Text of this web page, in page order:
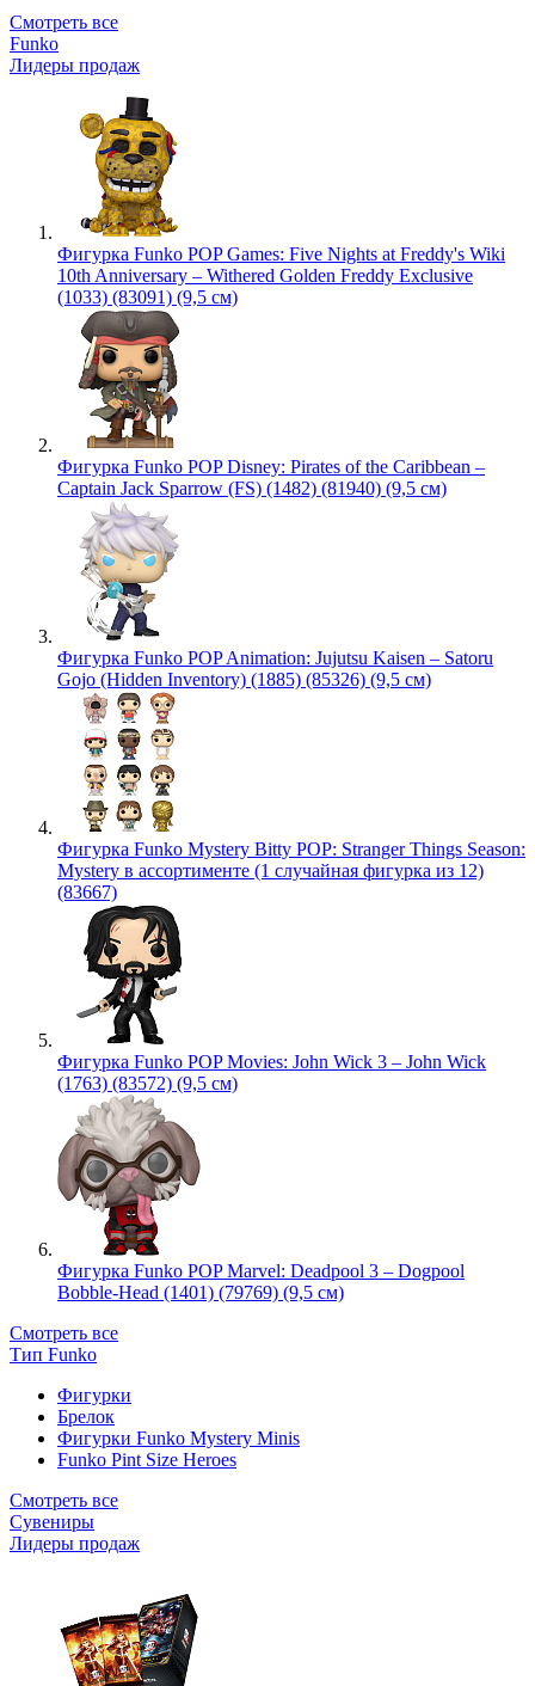
Смотреть все
Funko
Лидеры продаж
Фигурка Funko POP Games: Five Nights at Freddy's Wiki
10th Anniversary – Withered Golden Freddy Exclusive
(1033) (83091) (9,5 см)
Фигурка Funko POP Disney: Pirates of the Caribbean –
Captain Jack Sparrow (FS) (1482) (81940) (9,5 см)
Фигурка Funko POP Animation: Jujutsu Kaisen – Satoru
Gojo (Hidden Inventory) (1885) (85326) (9,5 см)
Фигурка Funko Mystery Bitty POP: Stranger Things Season:
Mystery в ассортименте (1 случайная фигурка из 12)
(83667)
Фигурка Funko POP Movies: John Wick 3 – John Wick
(1763) (83572) (9,5 см)
Фигурка Funko POP Marvel: Deadpool 3 – Dogpool
Bobble-Head (1401) (79769) (9,5 см)
Смотреть все
Тип Funko
Фигурки
Брелок
Фигурки Funko Mystery Minis
Funko Pint Size Heroes
Смотреть все
Сувениры
Лидеры продаж